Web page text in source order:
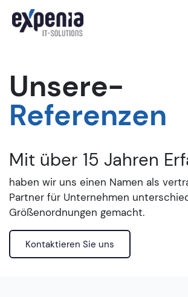
Unsere­
Referenzen
Mit über 15 Jahren
haben wir uns einen Namen als
Partner für Unternehmen
Größenordnungen gemacht.
Kontaktieren Sie uns